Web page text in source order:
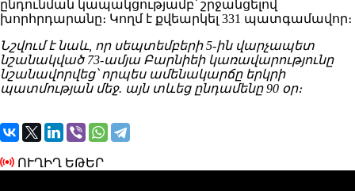
ընդունման կապակցությամբ՝ շրջանցելով
խորհրդարանը։ Կողմ է քվեարկել 331 պատգամավոր։
Նշվում է նաև, որ սեպտեմբերի 5-ին վարչապետ
նշանակված 73-ամյա Բարնիեի կառավարությունը
նշանավորվեց՝ որպես ամենակարճը երկրի
պատմության մեջ. այն տևեց ընդամենը 90 օր։
ՈՒՂԻՂ ԵԹԵՐ